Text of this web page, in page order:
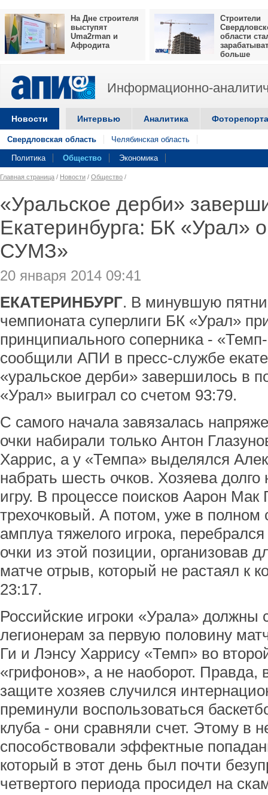
На Дне строителя
выступят
Uma2rman и
Афродита
Строители
области
больше
Информационно-
Новости Интервью Аналитика
Свердловская область Челябинская область
Политика Общество Экономика
Главная страница / Новости / Общество /
«Уральское дерби»
Екатеринбурга: БК «Урал»
СУМЗ»
20 января 2014 09:41
ЕКАТЕРИНБУРГ. В минувшую
чемпионата суперлиги БК «Урал»
принципиального соперника -
сообщили АПИ в пресс-службе
«уральское дерби» завершилось в
«Урал» выиграл со счетом 93:79.
С самого начала завязалась
очки набирали только Антон
Харрис, а у «Темпа» выделялся
набрать шесть очков. Хозяева
игру. В процессе поисков Аарон
трехочковый. А потом, уже в полном
амплуа тяжелого игрока,
очки из этой позиции, организовав
матче отрыв, который не растаял к
23:17.
Российские игроки «Урала» должны
легионерам за первую половину
Ги и Лэнсу Харрису «Темп» во
«грифонов», а не наоборот. Правда,
защите хозяев случился
преминули воспользоваться
клуба - они сравняли счет. Этому в
способствовали эффектные
который в этот день был почти
четвертого периода просидел на